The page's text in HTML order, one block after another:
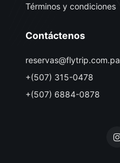
Términos y condiciones
Contáctenos
reservas@flytrip.com.pa
+(507) 315-0478
+(507) 6884-0878